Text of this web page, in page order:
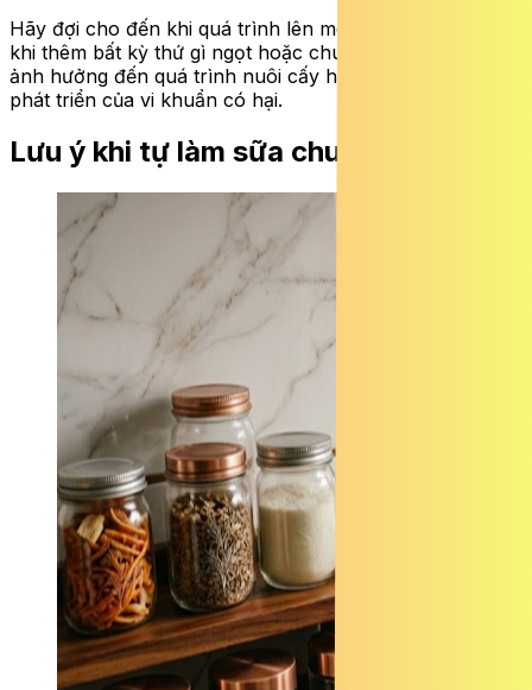
Hãy đợi cho đến khi quá trình lên men hoàn tất trước
khi thêm bất kỳ thứ gì ngọt hoặc chua như vậy sẽ không
ảnh hưởng đến quá trình nuôi cấy hoặc thúc đẩy sự
phát triển của vi khuẩn có hại.
Lưu ý khi tự làm sữa chua